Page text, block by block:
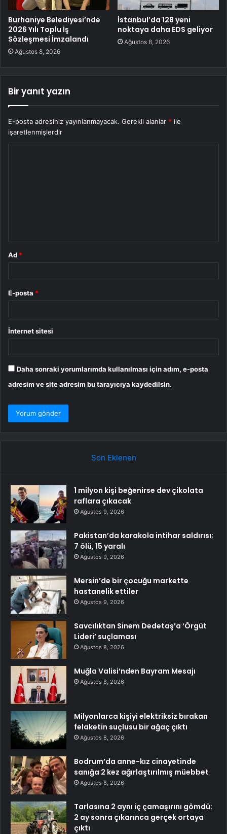
Burhaniye Belediyesi’nde
2026 Yılı Toplu İş
Sözleşmesi İmzalandı
Ağustos 8, 2026
İstanbul’da 128 yeni
noktaya daha EDS geliyor
Ağustos 8, 2026
Bir yanıt yazın
E-posta adresiniz yayınlanmayacak. Gerekli alanlar * ile
işaretlenmişlerdir
Ad *
E-posta *
İnternet sitesi
Daha sonraki yorumlarımda kullanılması için adım, e-posta
adresim ve site adresim bu tarayıcıya kaydedilsin.
Son Eklenen
1 milyon kişi beğenirse dev çikolata
raflara çıkacak
Ağustos 9, 2026
Pakistan’da karakola intihar saldırısı;
7 ölü, 15 yaralı
Ağustos 9, 2026
Mersin’de bir çocuğu markette
hastanelik ettiler
Ağustos 9, 2026
Savcılıktan Sinem Dedetaş’a ‘Örgüt
Lideri’ suçlaması
Ağustos 8, 2026
Muğla Valisi’nden Bayram Mesajı
Ağustos 8, 2026
Milyonlarca kişiyi elektriksiz bırakan
felaketin suçlusu bir ağaç çıktı
Ağustos 8, 2026
Bodrum’da anne-kız cinayetinde
sanığa 2 kez ağırlaştırılmış müebbet
Ağustos 8, 2026
Tarlasına 2 aynı iç çamaşırını gömdü:
2 ay sonra çıkarınca gerçek ortaya
çıktı